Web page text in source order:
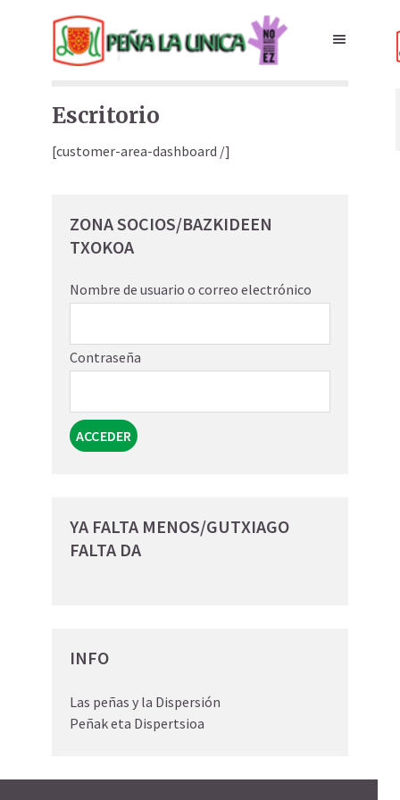
Escritorio
[customer-area-dashboard /]
ZONA SOCIOS/BAZKIDEEN
TXOKOA
Nombre de usuario o correo electrónico
Contraseña
YA FALTA MENOS/GUTXIAGO
FALTA DA
INFO
Las peñas y la Dispersión
Peñak eta Dispertsioa